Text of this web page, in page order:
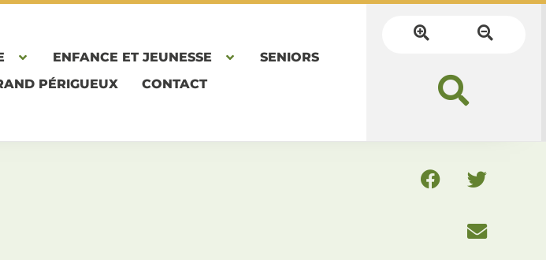
ENFANCE ET JEUNESSE
SENIORS
PÉRIGUEUX CONTACT